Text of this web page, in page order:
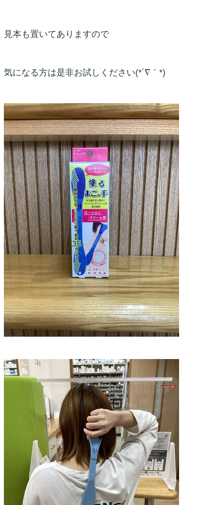
見本も置いてありますので
気になる方は是非お試しください(*´∇｀*)